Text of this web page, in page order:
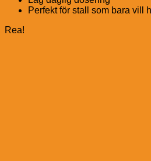
Perfekt för stall som bara vill
Rea!